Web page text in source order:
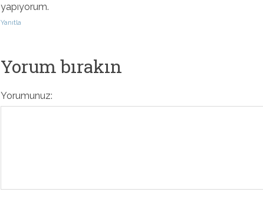
yapıyorum.
Yanıtla
Yorum bırakın
Yorumunuz: